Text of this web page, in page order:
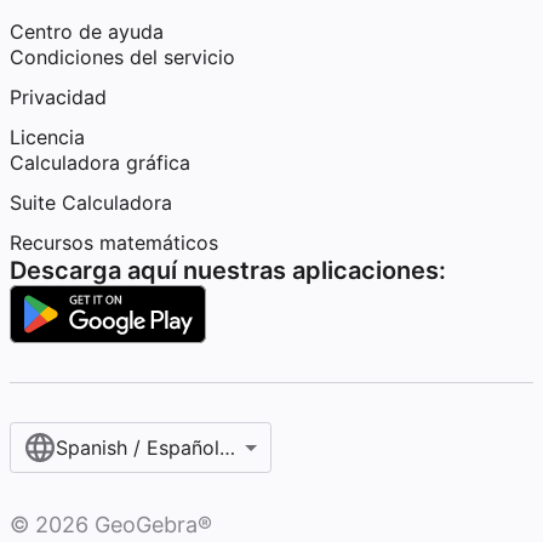
Centro de ayuda
Condiciones del servicio
Privacidad
Licencia
Calculadora gráfica
Suite Calculadora
Recursos matemáticos
Descarga aquí nuestras aplicaciones:
Spanish / Español (internacional)
© 2026 GeoGebra®